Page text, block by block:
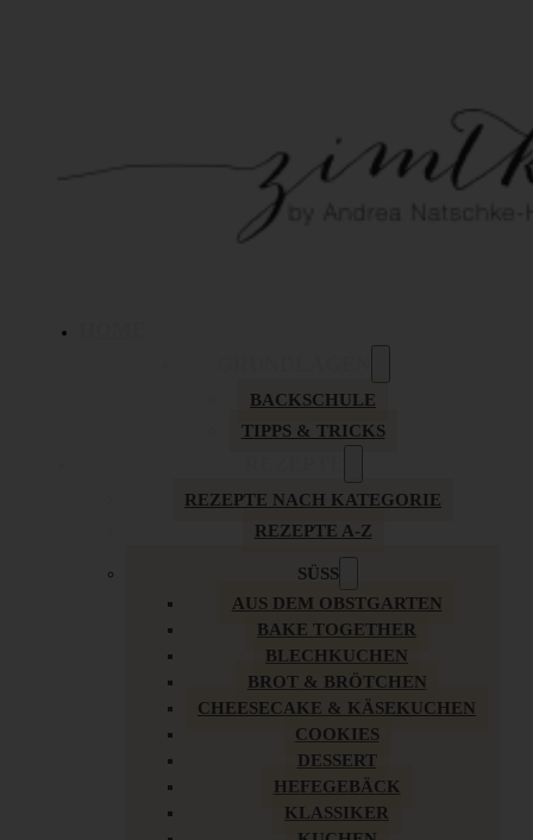
BACKSCHULE
TIPPS & TRICKS
REZEPTE NACH KATEGORIE
REZEPTE A-Z
SÜSS
AUS DEM OBSTGARTEN
BAKE TOGETHER
BLECHKUCHEN
BROT & BRÖTCHEN
CHEESECAKE & KÄSEKUCHEN
COOKIES
DESSERT
HEFEGEBÄCK
KLASSIKER